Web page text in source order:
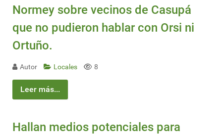
Normey sobre vecinos de Casupá
que no pudieron hablar con Orsi ni
Ortuño.
Autor Locales 8
Leer más...
Hallan medios potenciales para